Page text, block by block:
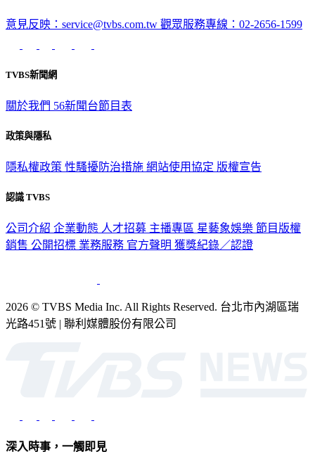
意見反映：service@tvbs.com.tw 觀眾服務專線：02-2656-1599
TVBS新聞網
關於我們 56新聞台節目表
政策與隱私
隱私權政策 性騷擾防治措施 網站使用協定 版權宣告
認識 TVBS
公司介紹 企業動態 人才招募 主播專區 星藝象娛樂 節目版權
銷售 公開招標 業務服務 官方聲明 獲獎紀錄／認證
2026 © TVBS Media Inc. All Rights Reserved. 台北市內湖區瑞
光路451號 | 聯利媒體股份有限公司
深入時事，一觸即見